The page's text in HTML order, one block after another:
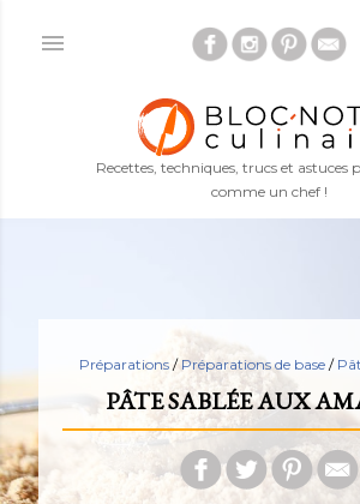
Accéder au contenu
Recettes, techniques, trucs et astuces
comme un chef !
Préparations/Préparations de base/
PÂTE SABLÉE AUX